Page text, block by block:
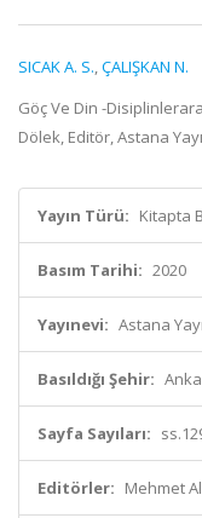
SICAK A. S.,ÇALIŞKAN N.
Göç Ve Din -
Dölek, Editör, Astana
Yayın Türü: Kitapta
Basım Tarihi: 2020
Yayınevi: Astana
Basıldığı Şehir:
Sayfa Sayıları:
Editörler: Mehmet